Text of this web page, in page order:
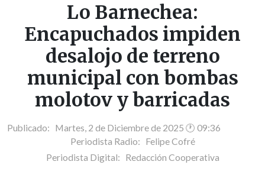
Lo Barnechea:
Encapuchados impiden
desalojo de terreno
municipal con bombas
molotov y barricadas
Publicado: Martes, 2 de Diciembre de 2025 🕐 09:36
Periodista Radio: Felipe Cofré
Periodista Digital: Redacción Cooperativa